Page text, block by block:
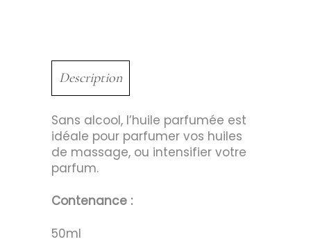
Description
Sans alcool, l’huile parfumée est
idéale pour parfumer vos huiles
de massage, ou intensifier votre
parfum.
Contenance :
50ml